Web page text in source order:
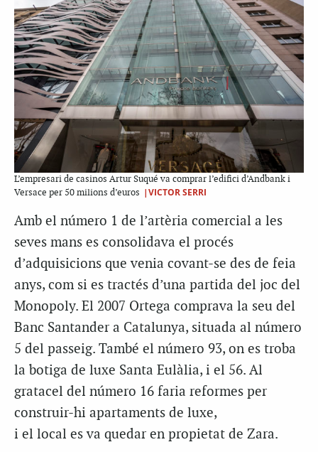
L’empresari de casinos Artur Suqué va comprar l’edifici d’Andbank i
Versace per 50 milions d’euros |VICTOR SERRI
Amb el número 1 de l’artèria comercial a les
seves mans es consolidava el procés
d’adquisicions que venia covant-se des de feia
anys, com si es tractés d’una partida del joc del
Monopoly. El 2007 Ortega comprava la seu del
Banc Santander a Catalunya, situada al número
5 del passeig. També el número 93, on es troba
la botiga de luxe Santa Eulàlia, i el 56. Al
gratacel del número 16 faria reformes per
construir-hi apartaments de luxe,
i el local es va quedar en propietat de Zara.